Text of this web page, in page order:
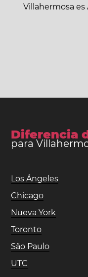
Villahermosa
Diferencia
para
Los Ángeles
Chicago
Nueva York
Toronto
São Paulo
UTC